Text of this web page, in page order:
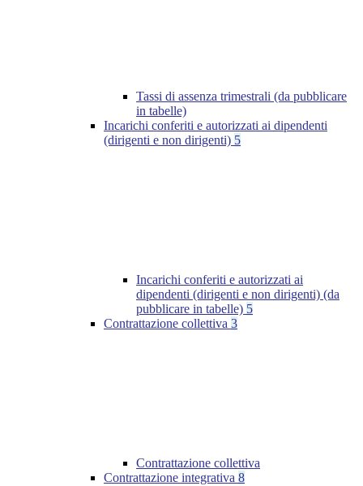
Tassi di assenza trimestrali (da pubblicare
in tabelle)
Incarichi conferiti e autorizzati ai dipendenti
(dirigenti e non dirigenti) 5
Incarichi conferiti e autorizzati ai
dipendenti (dirigenti e non dirigenti) (da
pubblicare in tabelle) 5
Contrattazione collettiva 3
Contrattazione collettiva
Contrattazione integrativa 8